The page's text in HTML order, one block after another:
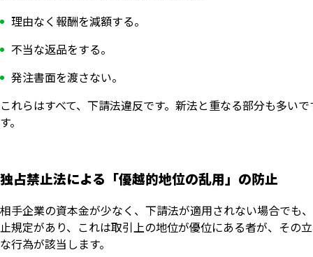
理由なく報酬を減額する。
不当な返品をする。
発注書面を渡さない。
これらはすべて、下請法違反です。新法と重なる部分も多い
す。
独占禁止法による「優越的地位の乱用」の防止
相手企業の資本金が少なく、下請法が適用されない場合でも
止規定があり、これは取引上の地位が優位にある者が、その
な行為が該当します。